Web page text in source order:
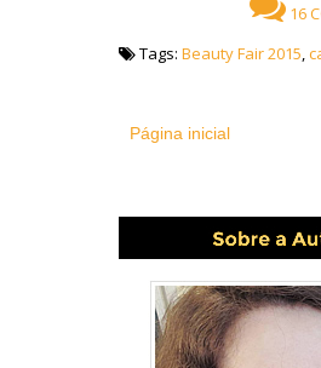
16
Tags: Beauty Fair 2015,
Página inicial